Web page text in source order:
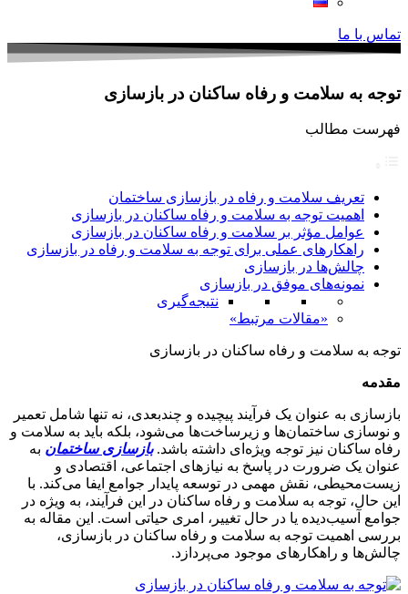
تماس با ما
توجه به سلامت و رفاه ساکنان در بازسازی
فهرست مطالب
تعریف سلامت و رفاه در بازسازی ساختمان
اهمیت توجه به سلامت و رفاه ساکنان در بازسازی
عوامل مؤثر بر سلامت و رفاه ساکنان در بازسازی
راهکارهای عملی برای توجه به سلامت و رفاه در بازسازی
چالش‌ها در بازسازی
نمونه‌های موفق در بازسازی
نتیجه‌گیری
«مقالات مرتبط»
توجه به سلامت و رفاه ساکنان در بازسازی
مقدمه
بازسازی به عنوان یک فرآیند پیچیده و چندبعدی، نه تنها شامل تعمیر
و نوسازی ساختمان‌ها و زیرساخت‌ها می‌شود، بلکه باید به سلامت و
رفاه ساکنان نیز توجه ویژه‌ای داشته باشد.بازسازی ساختمان به
عنوان یک ضرورت در پاسخ به نیازهای اجتماعی، اقتصادی و
زیست‌محیطی، نقش مهمی در توسعه پایدار جوامع ایفا می‌کند. با
این حال، توجه به سلامت و رفاه ساکنان در این فرآیند، به ویژه در
جوامع آسیب‌دیده یا در حال تغییر، امری حیاتی است. این مقاله به
بررسی اهمیت توجه به سلامت و رفاه ساکنان در بازسازی،
چالش‌ها و راهکارهای موجود می‌پردازد.